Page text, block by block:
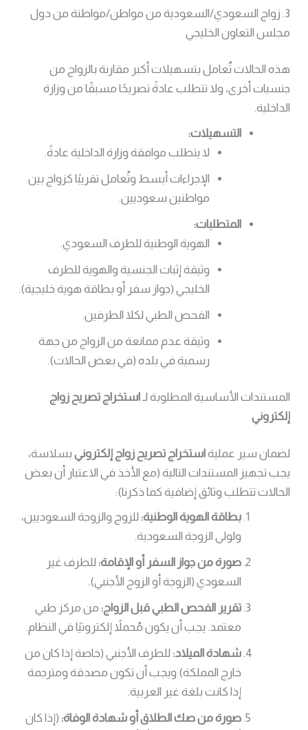
3. زواج السعودي/السعودية من مواطن/مواطنة من دول
مجلس التعاون الخليجي
هذه الحالات تُعامل بتسهيلات أكبر مقارنة بالزواج من
جنسيات أخرى، ولا تتطلب عادةً تصريحًا مسبقًا من وزارة
الداخلية.
التسهيلات:
لا يتطلب موافقة وزارة الداخلية عادةً.
الإجراءات أبسط وتُعامل تقريبًا كزواج بين
مواطنين سعوديين.
المتطلبات:
الهوية الوطنية للطرف السعودي.
وثيقة إثبات الجنسية والهوية للطرف
الخليجي (جواز سفر أو بطاقة هوية خليجية).
الفحص الطبي لكلا الطرفين.
وثيقة عدم ممانعة من الزواج من جهة
رسمية في بلده (في بعض الحالات).
المستندات الأساسية المطلوبة لـاستخراج تصريح زواج
إلكتروني
لضمان سير عمليةاستخراج تصريح زواج إلكتروني بسلاسة،
يجب تجهيز المستندات التالية (مع الأخذ في الاعتبار أن بعض
الحالات تتطلب وثائق إضافية كما ذكرنا):
بطاقة الهوية الوطنية: للزوج والزوجة السعوديين،
ولولي الزوجة السعودية.
صورة من جواز السفر أو الإقامة: للطرف غير
السعودي (الزوجة أو الزوج الأجنبي).
تقرير الفحص الطبي قبل الزواج: من مركز طبي
معتمد. يجب أن يكون مُحملاً إلكترونيًا في النظام.
شهادة الميلاد: للطرف الأجنبي (خاصة إذا كان من
خارج المملكة) ويجب أن تكون مصدقة ومترجمة
إذا كانت بلغة غير العربية.
صورة من صك الطلاق أو شهادة الوفاة: (إذا كان